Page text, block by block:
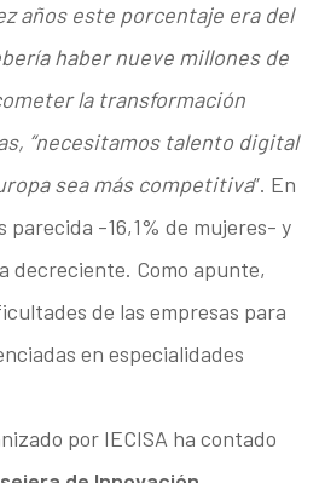
años este porcentaje era del
haber nueve millones de
la transformación
“necesitamos talento digital
sea más competitiva”. En
parecida -16,1% de mujeres- y
decreciente. Como apunte,
de las empresas para
en especialidades
por IECISA ha contado